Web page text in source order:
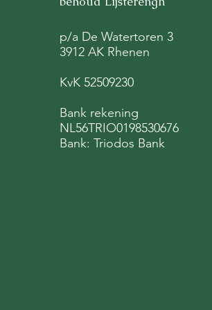
p/a De Watertoren 3
3912 AK Rhenen
KvK 52509230
Bank rekening
NL56TRIO0198530676
Bank: Triodos Bank